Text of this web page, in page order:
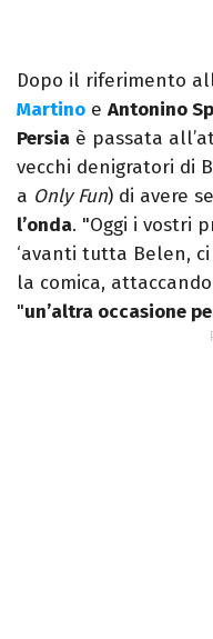
Dopo il riferimento
Martino e Antonino
Persia è passata
vecchi denigratori di
a Only Fun) di avere
l’onda. "Oggi i vostri
‘avanti tutta Belen,
la comica,
"un’altra occasione